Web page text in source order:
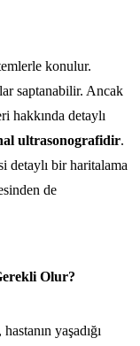
konulur.
saptanabilir. Ancak
hakkında detaylı
ultrasonografidir.
detaylı bir haritalama
de
Olur?
yaşadığı